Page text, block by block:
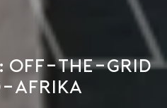
off-the-grid
Afrika